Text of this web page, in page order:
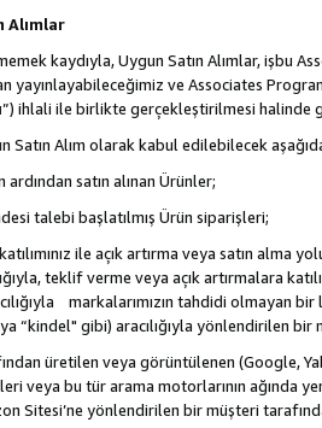
Alımlar
kaydıyla, Uygun Satın Alımlar, işbu
yayınlayabileceğimiz ve Associates
”) ihlali ile birlikte gerçekleştirilmesi halinde
Satın Alım olarak kabul edilebilecek
satın alınan Ürünler;
talebi başlatılmış Ürün siparişleri;
ile açık artırma veya satın alma
teklif verme veya açık artırmalara
markalarımızın tahdidi olmayan
“kindel" gibi) aracılığıyla yönlendirilen
üretilen veya görüntülenen (Google,
veya bu tür arama motorlarının ağında
Sitesi’ne yönlendirilen bir müşteri